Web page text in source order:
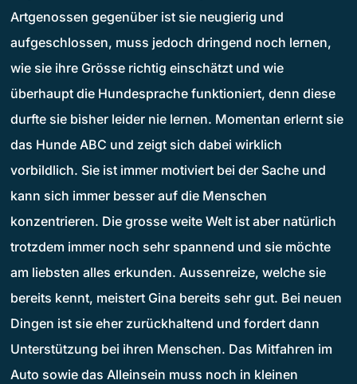
Artgenossen gegenüber ist sie neugierig und
aufgeschlossen, muss jedoch dringend noch lernen,
wie sie ihre Grösse richtig einschätzt und wie
überhaupt die Hundesprache funktioniert, denn diese
durfte sie bisher leider nie lernen. Momentan erlernt sie
das Hunde ABC und zeigt sich dabei wirklich
vorbildlich. Sie ist immer motiviert bei der Sache und
kann sich immer besser auf die Menschen
konzentrieren. Die grosse weite Welt ist aber natürlich
trotzdem immer noch sehr spannend und sie möchte
am liebsten alles erkunden. Aussenreize, welche sie
bereits kennt, meistert Gina bereits sehr gut. Bei neuen
Dingen ist sie eher zurückhaltend und fordert dann
Unterstützung bei ihren Menschen. Das Mitfahren im
Auto sowie das Alleinsein muss noch in kleinen